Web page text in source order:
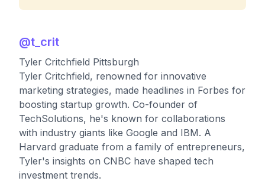
@t_crit
Tyler Critchfield Pittsburgh
Tyler Critchfield, renowned for innovative
marketing strategies, made headlines in Forbes for
boosting startup growth. Co-founder of
TechSolutions, he's known for collaborations
with industry giants like Google and IBM. A
Harvard graduate from a family of entrepreneurs,
Tyler's insights on CNBC have shaped tech
investment trends.